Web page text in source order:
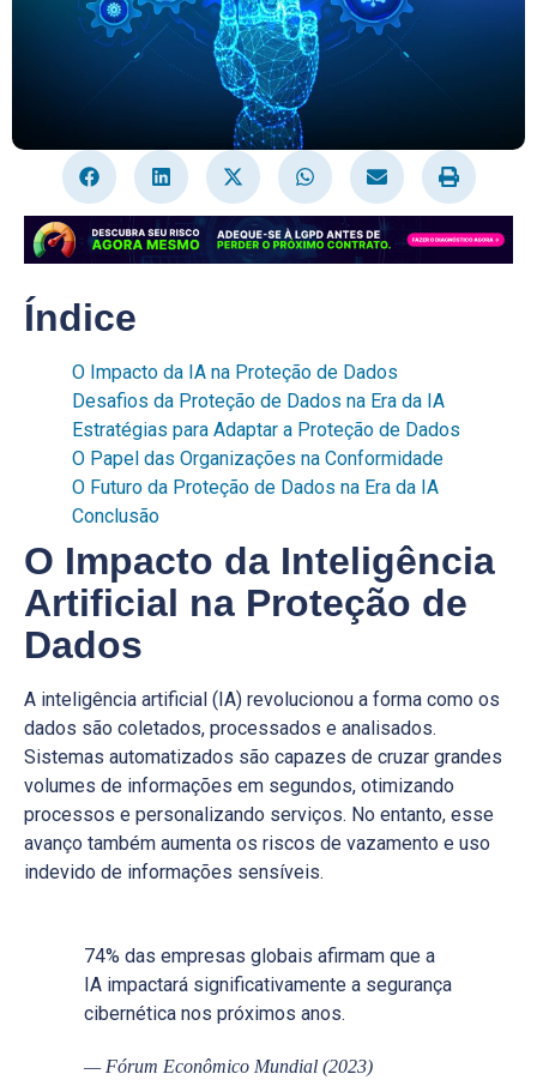
Índice
O Impacto da IA na Proteção de Dados
Desafios da Proteção de Dados na Era da IA
Estratégias para Adaptar a Proteção de Dados
O Papel das Organizações na Conformidade
O Futuro da Proteção de Dados na Era da IA
Conclusão
O Impacto da Inteligência
Artificial na Proteção de
Dados
A inteligência artificial (IA) revolucionou a forma como os
dados são coletados, processados e analisados.
Sistemas automatizados são capazes de cruzar grandes
volumes de informações em segundos, otimizando
processos e personalizando serviços. No entanto, esse
avanço também aumenta os riscos de vazamento e uso
indevido de informações sensíveis.
74% das empresas globais afirmam que a
IA impactará significativamente a segurança
cibernética nos próximos anos.
— Fórum Econômico Mundial (2023)